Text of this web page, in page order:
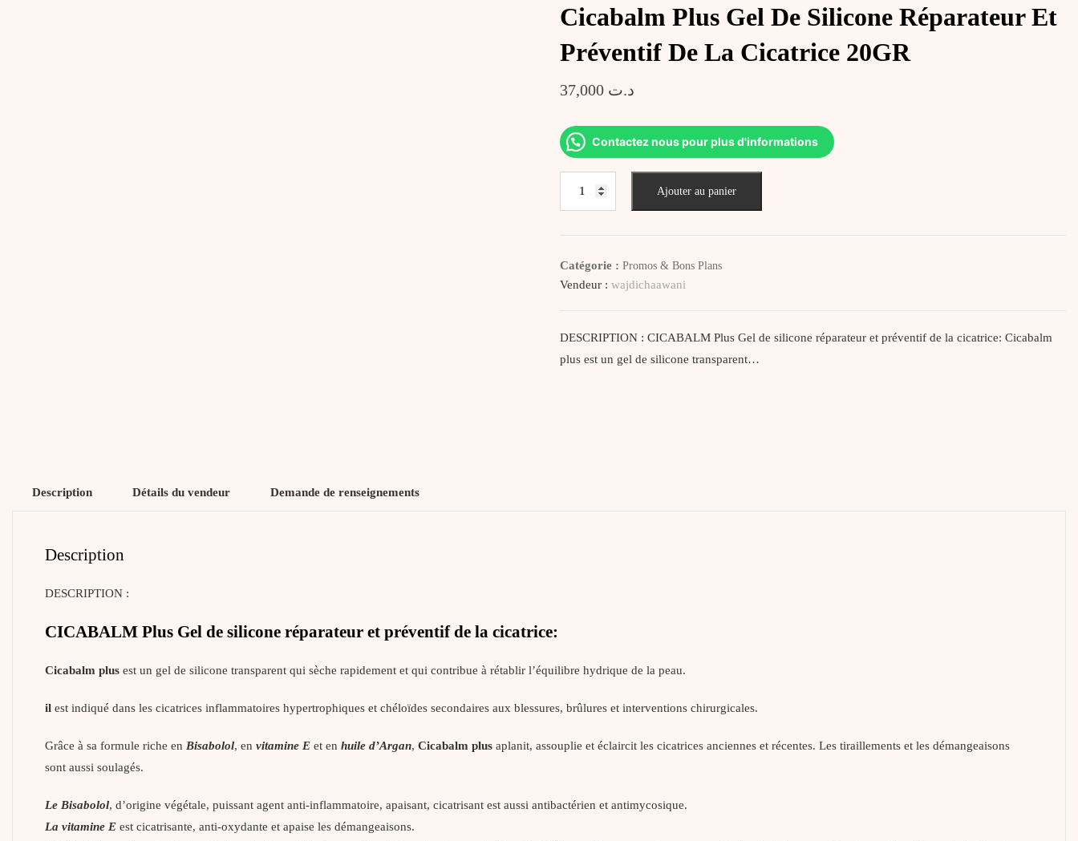
Cicabalm Plus Gel De Silicone Réparateur Et
Préventif De La Cicatrice 20GR
د.ت
Contactez nous pour plus d'informations
Et
Préventif
Ajouter au panier
Catégorie :Promos & Bons Plans
Vendeur :wajdichaawani
DESCRIPTION : CICABALM Plus Gel de silicone réparateur et préventif de la cicatrice: Cicabalm
plus est un gel de silicone transparent…
Description Détails du vendeur Demande de renseignements
Description
DESCRIPTION :
CICABALM Plus Gel de silicone réparateur et préventif de la cicatrice:
Cicabalm plus est un gel de silicone transparent qui sèche rapidement et qui contribue à rétablir l’équilibre hydrique de la peau.
il est indiqué dans les cicatrices inflammatoires hypertrophiques et chéloïdes secondaires aux blessures, brûlures et interventions chirurgicales.
Grâce à sa formule riche en Bisabolol, en vitamine E et en huile d’Argan, Cicabalm plus aplanit, assouplie et éclaircit les cicatrices anciennes et récentes. Les tiraillements et les démangeaisons
sont aussi soulagés.
Le Bisabolol, d’origine végétale, puissant agent anti-inflammatoire, apaisant, cicatrisant est aussi antibactérien et antimycosique.
La vitamine E est cicatrisante, anti-oxydante et apaise les démangeaisons.